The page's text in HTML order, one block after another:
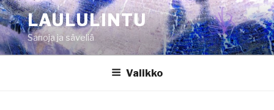
Siirry
sisältöönLAULULINTU
Sanoja ja säveliä
Valikko